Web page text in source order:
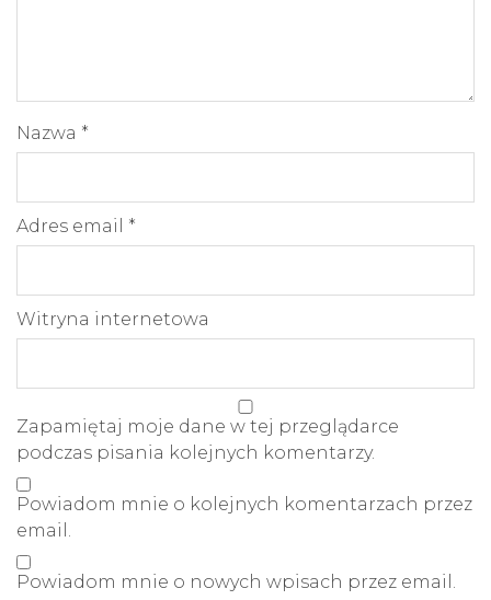
Nazwa *
Adres email *
Witryna internetowa
Zapamiętaj moje dane w tej przeglądarce
podczas pisania kolejnych komentarzy.
Powiadom mnie o kolejnych komentarzach przez
email.
Powiadom mnie o nowych wpisach przez email.